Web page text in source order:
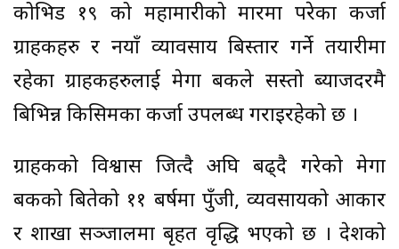
कोभिड १९ को महामारीको मारमा परेका कर्जा
ग्राहकहरु र नयाँ व्यावसाय बिस्तार गर्ने तयारीमा
रहेका ग्राहकहरुलाई मेगा बैंकले सस्तो ब्याजदरमै
बिभिन्न किसिमका कर्जा उपलब्ध गराइरहेको छ ।
ग्राहकको विश्वास जित्दै अघि बढ्दै गरेको मेगा
बैंकको बितेको ११ बर्षमा पुँजी, व्यवसायको आकार
र शाखा सञ्जालमा बृहत वृद्धि भएको छ । देशको